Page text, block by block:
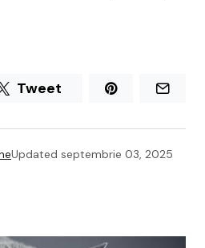
Tweet
Updated septembrie 03, 2025